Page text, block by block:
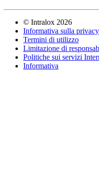
© Intralox 2026
Informativa sulla privacy
Termini di utilizzo
Limitazione di
Politiche sui servizi
Informativa